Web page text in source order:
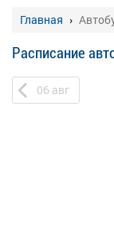
Главная
Расписание
06 авг